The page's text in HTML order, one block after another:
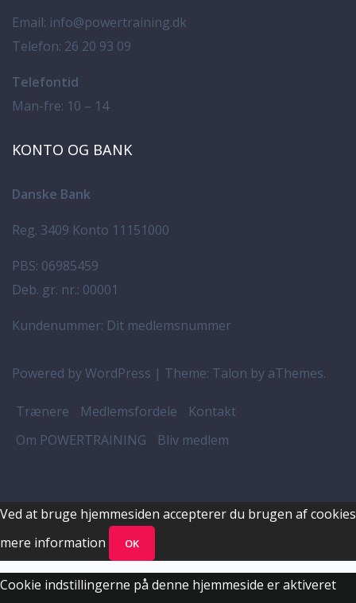
Email: info@powertraining.dk
Telefon: 26 20 93 09
Telefontid
Man-fre: 10 – 14
KONTO OG BANK
Danske Bank
Reg. 3409 Konto 11151000
PBS: 06985459
Deb. gr. nr.: 00001
Kundenummer: Dit medlemsnummer
Powered by WordPress | Theme: Talon by aThemes.
Trænere Medlemsfordele
Kontakt
Om POWERTRAINING
Bliv medlem
Ved at bruge hjemmesiden accepterer du brugen af cookies
mere information
OK
Cookie indstillingerne på denne hjemmeside er aktiveret